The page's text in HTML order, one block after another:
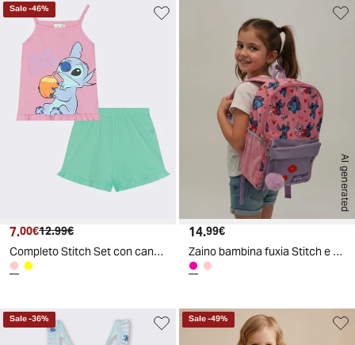
Sale-46%
Prezzo attuale
7.00€ Prezzo originale
12.99€
Completo Stitch Set con canotta e shorts - Rosa
AI generated
Prezzo attuale
14.99€
Zaino bambina fuxia Stitch e rosa Hello Kitty - Fuxia
Sale-36% Sale-49%